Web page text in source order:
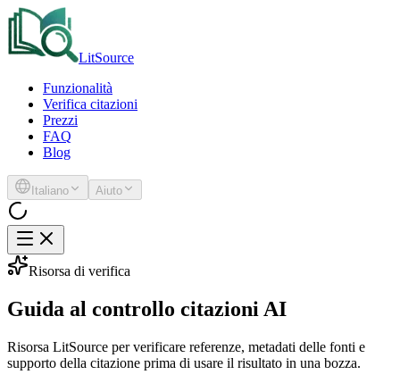
LitSource
Funzionalità
Verifica citazioni
Prezzi
FAQ
Blog
Italiano Aiuto
Risorsa di verifica
Guida al controllo citazioni AI
Risorsa LitSource per verificare referenze, metadati delle fonti e
supporto della citazione prima di usare il risultato in una bozza.